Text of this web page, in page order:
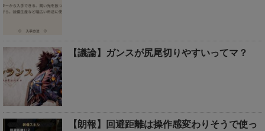
【議論】ガンスが尻尾切りやすいってマ？
【朗報】回避距離は操作感変わりそうで使っ